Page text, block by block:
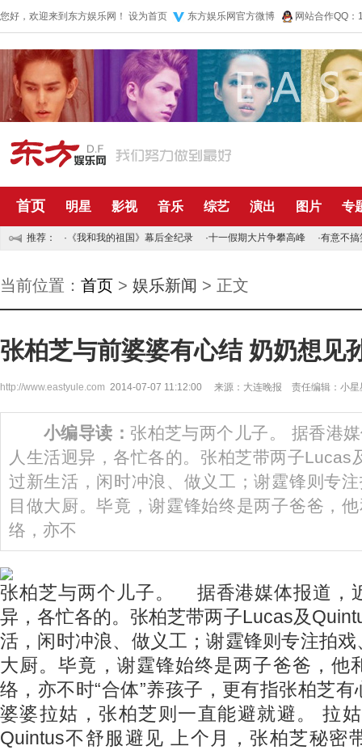
您好，欢迎来到东方娱乐网！ 设为首页 东方娱乐网官方微博 网站合作QQ
首页 明星 影视 音乐 综艺 演出 图片 专
推荐： · 《我和我的祖国》幕后全纪录 ·十一假期大片争攀高峰 ·有意不搞
当前位置： 首页 > 娱乐新闻 > 正文
张柏芝与前婆婆有心结 奶奶想见
http://www.eastyule.com 2014-07-07 11:12:00 来源：大连晚报 责任编辑：小星
小编导读：张柏芝与两个儿子。 据香港
人生活迥异，各忙各的。张柏芝带两子Lucas
过新生活，闲时冲浪、做义工；谢霆锋则专
目做大厨。毕竟，谢霆锋始终是两子爸爸，
络，亦不
张柏芝与两个儿子。 据香港媒体报道，
异，各忙各的。张柏芝带两子Lucas及
活，闲时冲浪、做义工；谢霆锋则专注拍
大厨。毕竟，谢霆锋始终是两子爸爸，他
络，亦不时“合体”养孩子，更有指张柏芝
婆婆拉姑，张柏芝则一直能避就避。 拉
Quintus不舒服避见 上个月，张柏芝秘密